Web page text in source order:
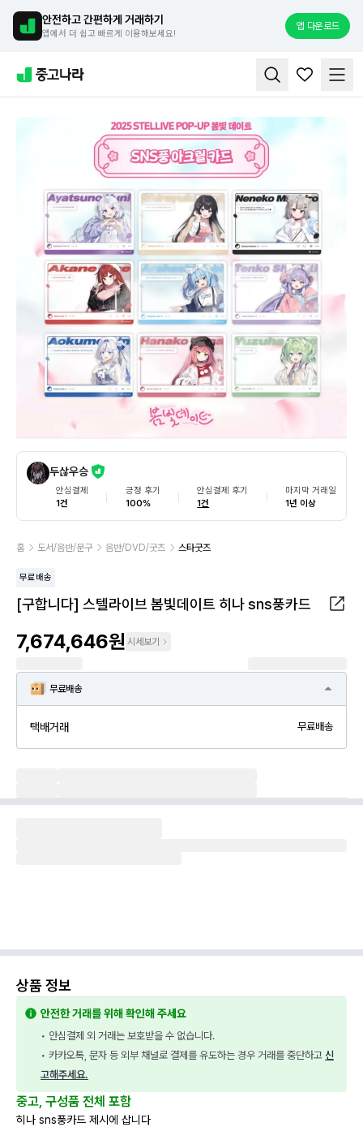
안전하고 간편하게 거래하기
앱에서 더 쉽고 빠르게 이용해보세요!
앱 다운로드
두삲우승
안심결제
1건
긍정 후기
100%
안심결제 후기
1건
마지막 거래일
1년 이상
홈 도서/음반/문구 음반/DVD/굿즈 스타굿즈
무료배송
[구합니다] 스텔라이브 봄빛데이트 히나 sns풍카드
7,674,646원 시세보기
무료배송
택배거래 무료배송
상품 정보
안전한 거래를 위해 확인해 주세요
• 안심결제 외 거래는 보호받을 수 없습니다.
• 카카오톡, 문자 등 외부 채널로 결제를 유도하는 경우 거래를 중단하고 신
고해주세요.
중고, 구성품 전체 포함
히나 sns풍카드 제시에 삽니다